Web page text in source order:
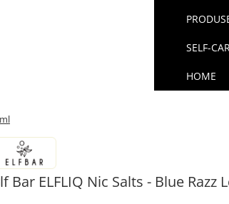
SELF-
HOME
Bar ELFLIQ Nic Salts - Blue